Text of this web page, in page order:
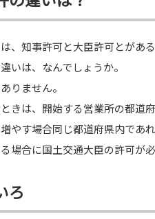
、知事許可と大臣許可とがあ
いは、なんでしょうか。
りません。
きは、開始する営業所の都道
やす場合同じ都道府県内であ
場合に国土交通大臣の許可が必
ろ